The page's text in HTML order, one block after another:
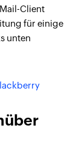
Client
für einige
unten